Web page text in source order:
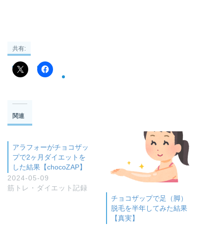
共有:
関連
アラフォーがチョコザッ
プで2ヶ月ダイエットを
した結果【chocoZAP】
2024-05-09
筋トレ・ダイエット記録
チョコザップで足（脚）
脱毛を半年してみた結果
【真実】